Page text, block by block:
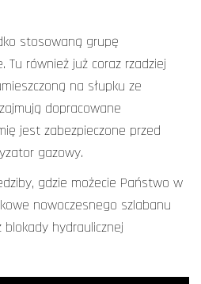
stosowaną grupę
Tu również już coraz rzadziej
na słupku ze
dopracowane
jest zabezpieczone przed
gazowy.
gdzie możecie Państwo w
nowoczesnego szlabanu
hydraulicznej